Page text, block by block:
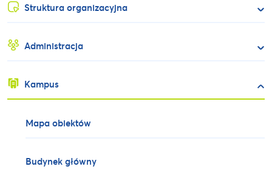
Struktura organizacyjna
Administracja
Kampus
Mapa obiektów
Budynek główny